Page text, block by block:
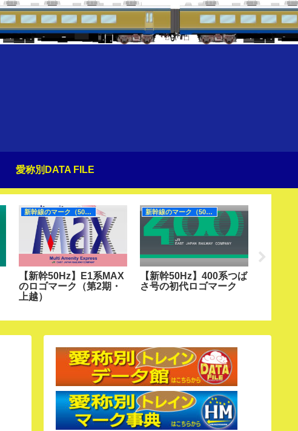
愛称別DATA FILE
新幹線のマーク（50Hz）
【新幹50Hz】E1系MAX
のロゴマーク（第2期・
上越）
新幹線のマーク（50Hz）
【新幹50Hz】400系つば
さ号の初代ロゴマーク